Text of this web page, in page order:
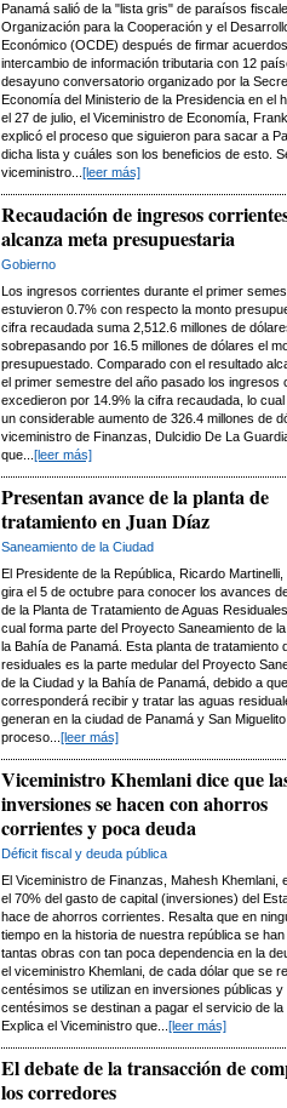
Panamá salió de la "lista gris" de paraísos
Organización para la Cooperación y el
Económico (OCDE) después de firmar
intercambio de información tributaria con 12
desayuno conversatorio organizado por la
Economía del Ministerio de la Presidencia en el
el 27 de julio, el Viceministro de Economía,
explicó el proceso que siguieron para sacar a
dicha lista y cuáles son los beneficios de esto.
viceministro... [leer más]
Recaudación de ingresos
alcanza meta presupuestaria
Gobierno
Los ingresos corrientes durante el primer
estuvieron 0.7% con respecto la monto
cifra recaudada suma 2,512.6 millones de
sobrepasando por 16.5 millones de dólares el
presupuestado. Comparado con el resultado
el primer semestre del año pasado los ingresos
excedieron por 14.9% la cifra recaudada, lo
un considerable aumento de 326.4 millones de
viceministro de Finanzas, Dulcidio De La
que... [leer más]
Presentan avance de la planta de
tratamiento en Juan Díaz
Saneamiento de la Ciudad
El Presidente de la República, Ricardo Martinelli,
gira el 5 de octubre para conocer los avances
de la Planta de Tratamiento de Aguas
cual forma parte del Proyecto Saneamiento de
la Bahía de Panamá. Esta planta de tratamiento
residuales es la parte medular del Proyecto
de la Ciudad y la Bahía de Panamá, debido a
corresponderá recibir y tratar las aguas
generan en la ciudad de Panamá y San
proceso... [leer más]
Viceministro Khemlani dice que
inversiones se hacen con ahorros
corrientes y poca deuda
Déficit fiscal y deuda pública
El Viceministro de Finanzas, Mahesh Khemlani,
el 70% del gasto de capital (inversiones) del
hace de ahorros corrientes. Resalta que en
tiempo en la historia de nuestra república se
tantas obras con tan poca dependencia en la
el viceministro Khemlani, de cada dólar que se
centésimos se utilizan en inversiones públicas y
centésimos se destinan a pagar el servicio de la
Explica el Viceministro que... [leer más]
El debate de la transacción de
los corredores